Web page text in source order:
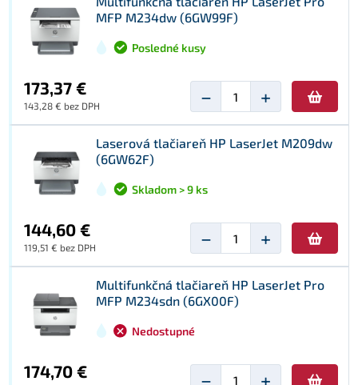
MFP M234dw (6GW99F)
Posledné kusy
173,37 €
143,28 € bez DPH − +
Laserová tlačiareň HP LaserJet M209dw
(6GW62F)
Skladom > 9 ks
144,60 €
119,51 € bez DPH − +
Multifunkčná tlačiareň HP LaserJet Pro
MFP M234sdn (6GX00F)
Nedostupné
174,70 € − +